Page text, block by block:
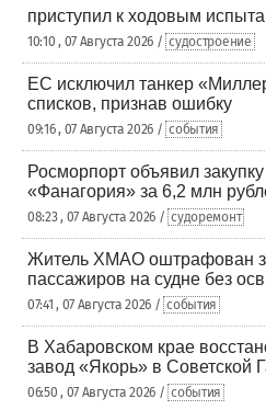
приступил к ходовым
10:10 , 07 Августа 2026 / судостроение
ЕС исключил танкер
списков, признав ошибку
09:16 , 07 Августа 2026 / события
Росморпорт объявил
«Фанагория» за 6,2 млн
08:23 , 07 Августа 2026 / судоремонт
Житель ХМАО оштрафован
пассажиров на судне без
07:41 , 07 Августа 2026 / события
В Хабаровском крае
завод «Якорь» в Советской
06:50 , 07 Августа 2026 / события